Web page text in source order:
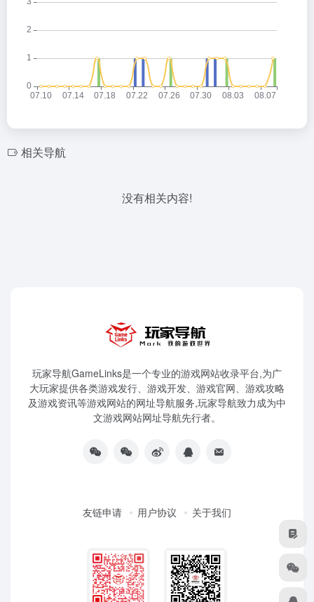
相关导航
没有相关内容!
玩家导航GameLinks是一个专业的游戏网站收录平台,为广
大玩家提供各类游戏发行、游戏开发、游戏官网、游戏攻略
及游戏资讯等游戏网站的网址导航服务,玩家导航致力成为中
文游戏网站网址导航先行者。
友链申请 用户协议 关于我们